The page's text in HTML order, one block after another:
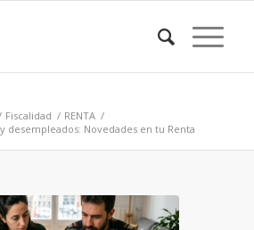
Fiscalidad / RENTA /
desempleados: Novedades en tu Renta